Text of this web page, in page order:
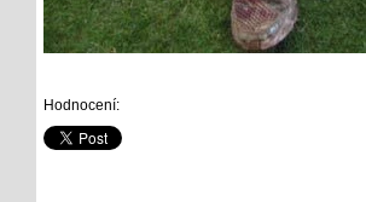
Hodnocení: